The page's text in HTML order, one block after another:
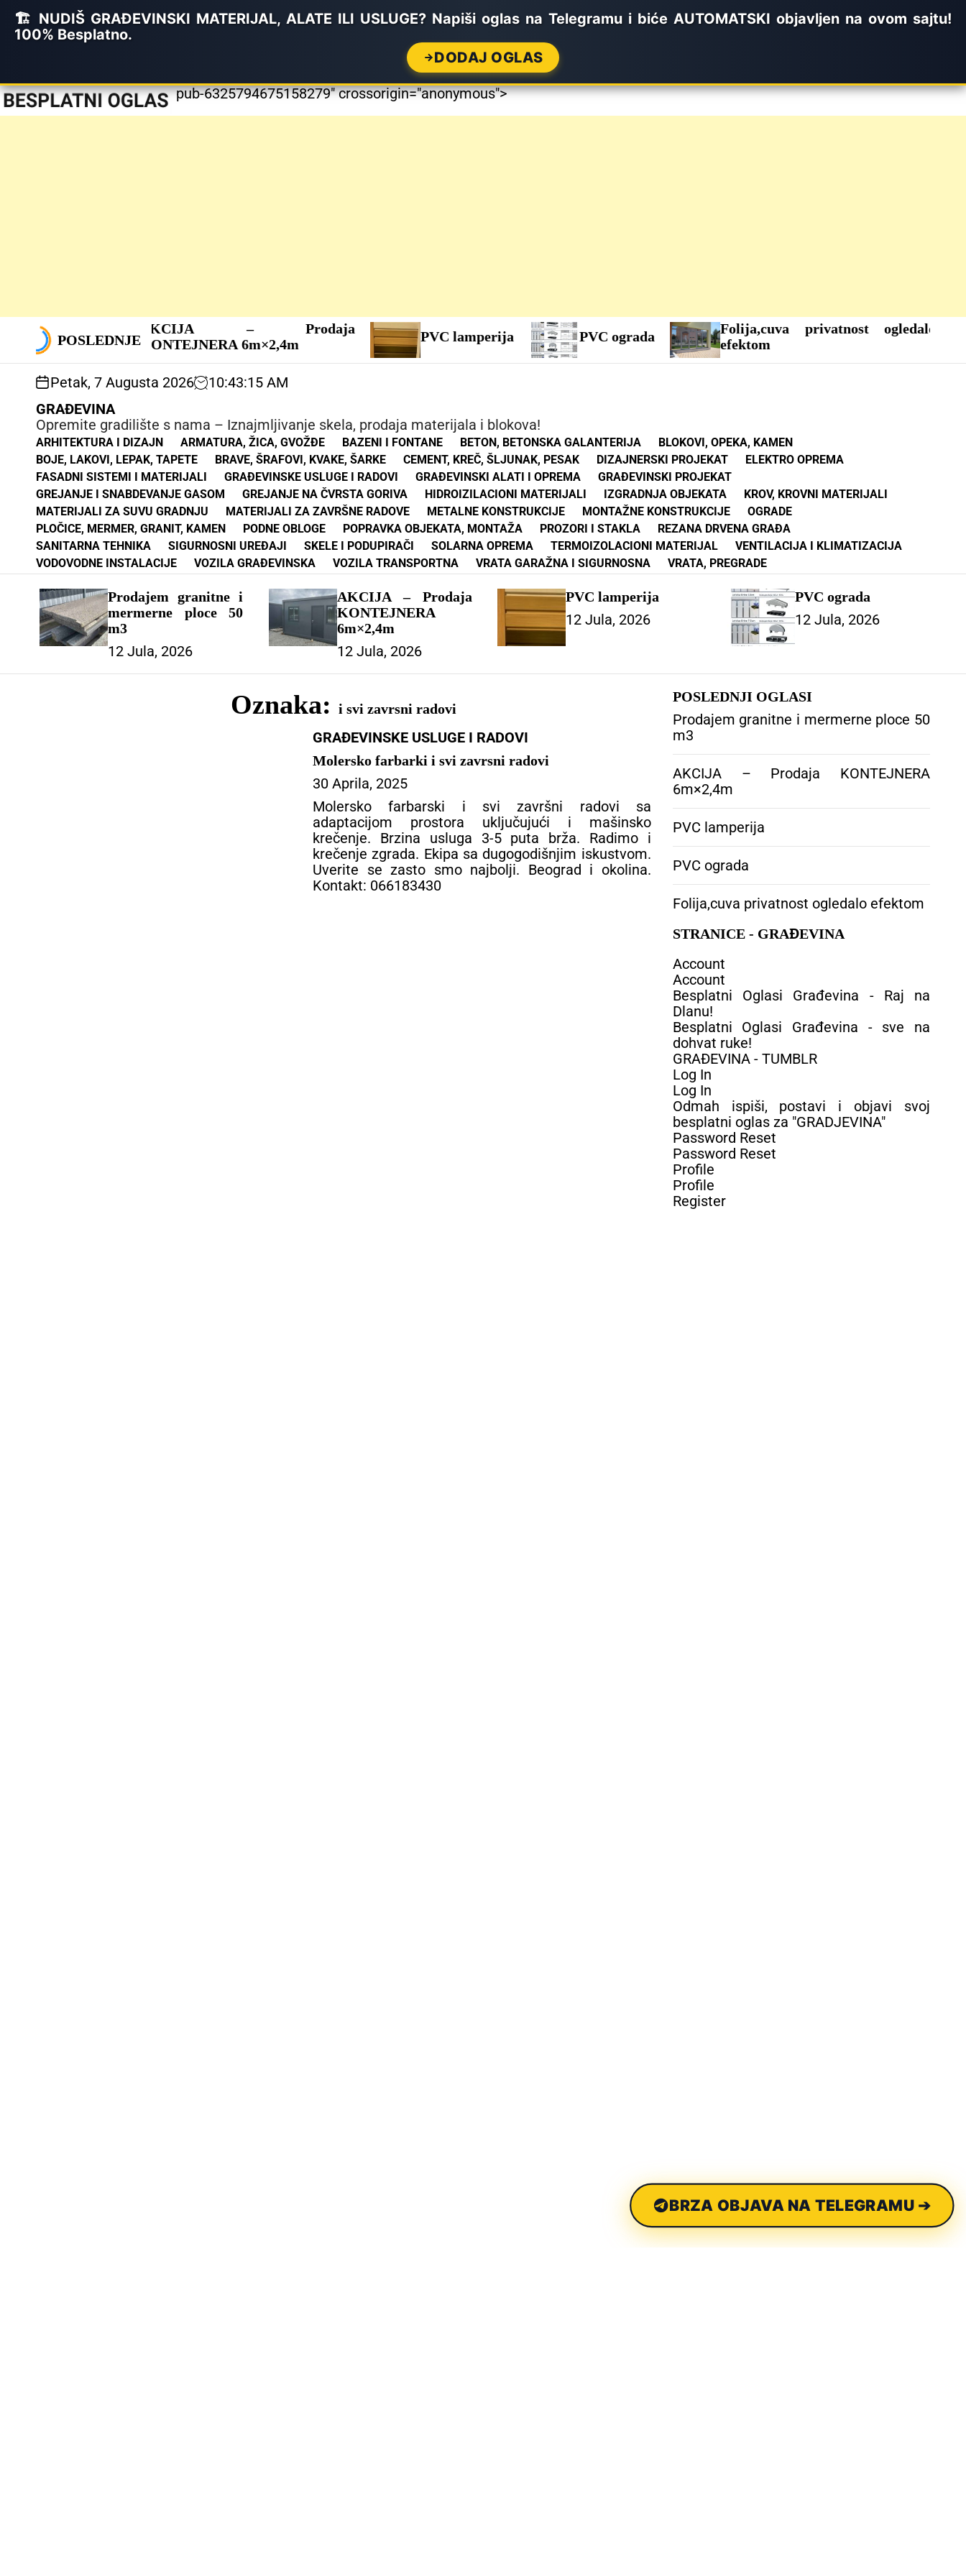
🏗️ NUDIŠ GRAĐEVINSKI MATERIJAL, ALATE ILI USLUGE? Napiši oglas na Telegramu i biće AUTOMATSKI objavljen na ovom sajtu!
100% Besplatno.
DODAJ OGLAS
BRZA OBJAVA NA TELEGRAMU ➔
pub-6325794675158279" crossorigin="anonymous">
POSLEDNJE
AKCIJA – Prodaja
KONTEJNERA 6m×2,4m
PVC lamperija PVC ograda
Folija,cuva privatnost ogledalo
efektom
Petak, 7 Augusta 2026 10:43:16 AM
GRAĐEVINA
Opremite gradilište s nama – Iznajmljivanje skela, prodaja materijala i blokova!
ARHITEKTURA I DIZAJN ARMATURA, ŽICA, GVOŽĐE BAZENI I FONTANE BETON, BETONSKA GALANTERIJA
BLOKOVI, OPEKA, KAMEN
BOJE, LAKOVI, LEPAK, TAPETE
BRAVE, ŠRAFOVI, KVAKE, ŠARKE CEMENT, KREČ, ŠLJUNAK, PESAK DIZAJNERSKI PROJEKAT
ELEKTRO OPREMA
FASADNI SISTEMI I MATERIJALI
GRAĐEVINSKE USLUGE I RADOVI GRAĐEVINSKI ALATI I OPREMA
GRAĐEVINSKI PROJEKAT
GREJANJE I SNABDEVANJE GASOM
GREJANJE NA ČVRSTA GORIVA HIDROIZILACIONI MATERIJALI IZGRADNJA OBJEKATA
KROV, KROVNI MATERIJALI
MATERIJALI ZA SUVU GRADNJU
MATERIJALI ZA ZAVRŠNE RADOVE METALNE KONSTRUKCIJE MONTAŽNE KONSTRUKCIJE
OGRADE
PLOČICE, MERMER, GRANIT, KAMEN
PODNE OBLOGE POPRAVKA OBJEKATA, MONTAŽA PROZORI I STAKLA
REZANA DRVENA GRAĐA
SANITARNA TEHNIKA
SIGURNOSNI UREĐAJI SKELE I PODUPIRAČI SOLARNA OPREMA TERMOIZOLACIONI MATERIJAL
VENTILACIJA I KLIMATIZACIJA
VODOVODNE INSTALACIJE
VOZILA GRAĐEVINSKA VOZILA TRANSPORTNA VRATA GARAŽNA I SIGURNOSNA VRATA, PREGRADE
Prodajem granitne i
mermerne ploce 50
m3
12 Jula, 2026
AKCIJA – Prodaja
KONTEJNERA
6m×2,4m
12 Jula, 2026
PVC lamperija
12 Jula, 2026
PVC ograda
12 Jula, 2026
Oznaka: i svi zavrsni radovi
GRAĐEVINSKE USLUGE I RADOVI
Molersko farbarki i svi zavrsni radovi
30 Aprila, 2025
Molersko farbarski i svi završni radovi sa
adaptacijom prostora uključujući i mašinsko
krečenje. Brzina usluga 3-5 puta brža. Radimo i
krečenje zgrada. Ekipa sa dugogodišnjim iskustvom.
Uverite se zasto smo najbolji. Beograd i okolina.
Kontakt: 066183430
POSLEDNJI OGLASI
Prodajem granitne i mermerne ploce 50
m3
AKCIJA – Prodaja KONTEJNERA
6m×2,4m
PVC lamperija
PVC ograda
Folija,cuva privatnost ogledalo efektom
STRANICE - GRAĐEVINA
Account
Account
Besplatni Oglasi Građevina - Raj na
Dlanu!
Besplatni Oglasi Građevina - sve na
dohvat ruke!
GRAĐEVINA - TUMBLR
Log In
Log In
Odmah ispiši, postavi i objavi svoj
besplatni oglas za "GRADJEVINA"
Password Reset
Password Reset
Profile
Profile
Register